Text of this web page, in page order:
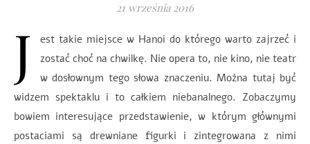
21 września 2016
J
est takie miejsce w Hanoi do którego warto zajrzeć i
zostać choć na chwilkę. Nie opera to, nie kino, nie teatr
w dosłownym tego słowa znaczeniu. Można tutaj być
widzem spektaklu i to całkiem niebanalnego. Zobaczymy
bowiem interesujące przedstawienie, w którym głównymi
postaciami są drewniane figurki i zintegrowana z nimi